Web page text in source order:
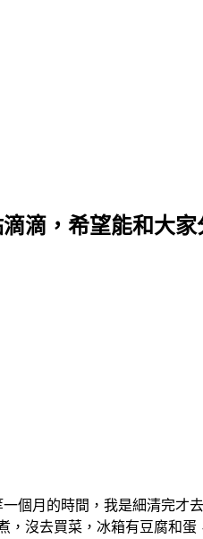
滴，希望能和大家
個月的時間，我是細清完
沒去買菜，冰箱有豆腐和